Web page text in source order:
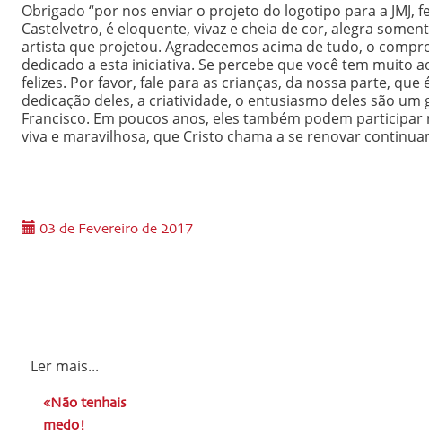
Obrigado “por nos enviar o projeto do logotipo para a
Castelvetro, é eloquente, vivaz e cheia de cor, alegra
artista que projetou. Agradecemos acima de tudo, o
dedicado a esta iniciativa. Se percebe que você tem muito
felizes. Por favor, fale para as crianças, da nossa parte,
dedicação deles, a criatividade, o entusiasmo deles são
Francisco. Em poucos anos, eles também podem
viva e maravilhosa, que Cristo chama a se renovar
03 de Fevereiro de 2017
Ler mais...
«Não tenhais
medo!